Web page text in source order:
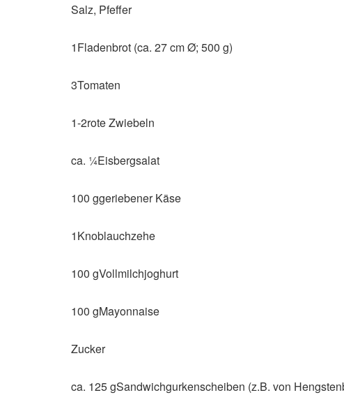
Salz, Pfeffer
1Fladenbrot (ca. 27 cm Ø; 500 g)
3Tomaten
1-2rote Zwiebeln
ca. ¼Eisbergsalat
100 ggeriebener Käse
1Knoblauchzehe
100 gVollmilchjoghurt
100 gMayonnaise
Zucker
ca. 125 gSandwichgurkenscheiben (z.B. von